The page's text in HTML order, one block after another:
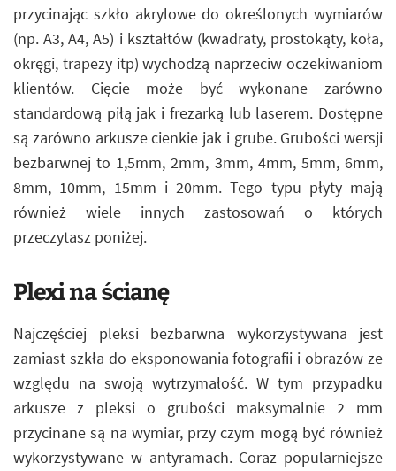
przycinając szkło akrylowe do określonych wymiarów
(np. A3, A4, A5) i kształtów (kwadraty, prostokąty, koła,
okręgi, trapezy itp) wychodzą naprzeciw oczekiwaniom
klientów. Cięcie może być wykonane zarówno
standardową piłą jak i frezarką lub laserem. Dostępne
są zarówno arkusze cienkie jak i grube. Grubości wersji
bezbarwnej to 1,5mm, 2mm, 3mm, 4mm, 5mm, 6mm,
8mm, 10mm, 15mm i 20mm. Tego typu płyty mają
również wiele innych zastosowań o których
przeczytasz poniżej.
Plexi na ścianę
Najczęściej pleksi bezbarwna wykorzystywana jest
zamiast szkła do eksponowania fotografii i obrazów ze
względu na swoją wytrzymałość. W tym przypadku
arkusze z pleksi o grubości maksymalnie 2 mm
przycinane są na wymiar, przy czym mogą być również
wykorzystywane w antyramach. Coraz popularniejsze